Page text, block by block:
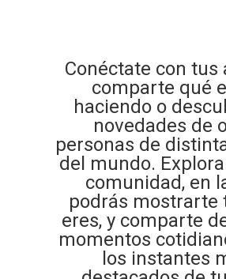
Conéctate con tus
comparte qué
haciendo o
novedades de
personas de
del mundo.
comunidad, en
podrás mostrarte
eres, y comparte
momentos
los instantes